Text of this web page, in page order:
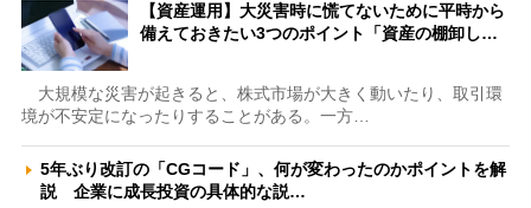
【資産運用】大災害時に慌てないために平時から
備えておきたい3つのポイント「資産の棚卸し…
大規模な災害が起きると、株式市場が大きく動いたり、取引環
境が不安定になったりすることがある。一方…
5年ぶり改訂の「CGコード」、何が変わったのかポイントを解
説 企業に成長投資の具体的な説…